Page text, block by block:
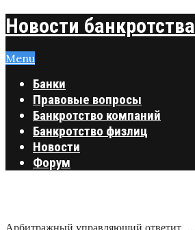
Новости банкротства
Menu
Банки
Правовые вопросы
Банкротство компаний
Банкротство физлиц
Новости
Форум